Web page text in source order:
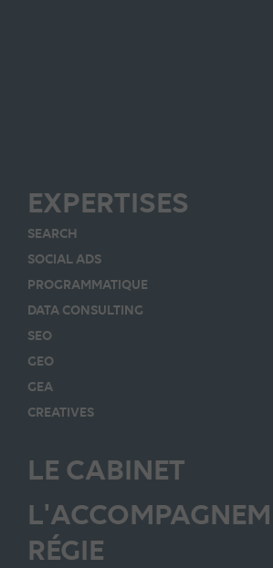
EXPERTISES
SEARCH
SOCIAL ADS
PROGRAMMATIQUE
DATA CONSULTING
SEO
GEO
GEA
CREATIVES
LE CABINET
RÉGIE